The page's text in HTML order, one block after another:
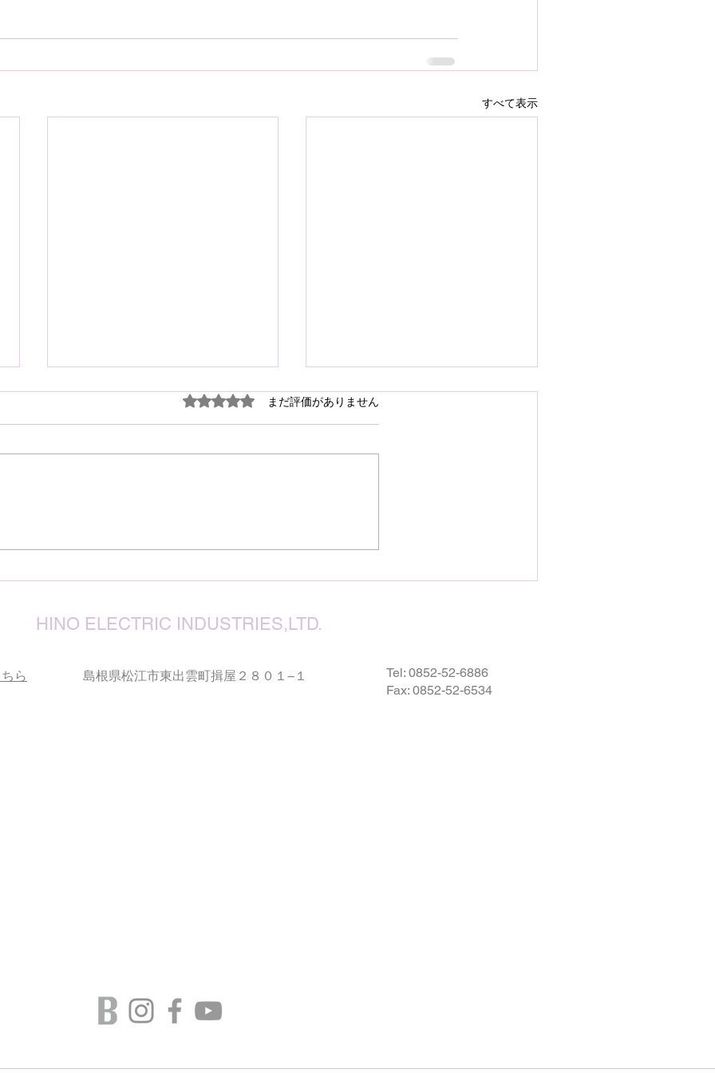
すべて表示
謹んで熊本県の地震災害のお
確保されますとともに、速やかに
5つ星のうち0と評価されています。
まだ評価がありません
HINO ELECTRIC INDUSTRIES,LTD.
ら 島根県松江市東出雲町揖屋２８０１−１ Tel: 0852-52-6886
Fax: 0852-52-6534